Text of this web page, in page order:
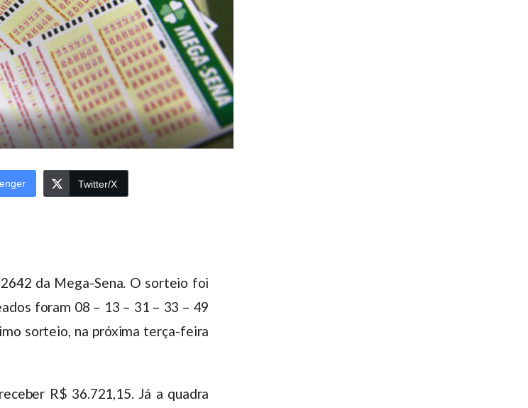
Twitter/X
da Mega-Sena. O sorteio foi
foram 08 – 13 – 31 – 33 – 49
sorteio, na próxima terça-feira
R$ 36.721,15. Já a quadra